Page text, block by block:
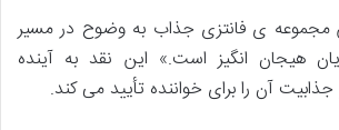
مجموعه ی فانتزی جذاب به وضوح در مسیر
هیجان انگیز است.» این نقد به آینده
آن را برای خواننده تأیید می کند.